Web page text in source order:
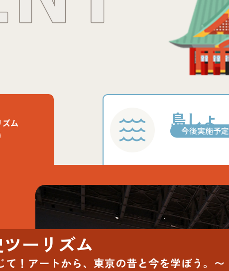
ズム
島しょ
今後実施予定
ーリズム
て！アートから、東京の昔と今を学ぼう。〜